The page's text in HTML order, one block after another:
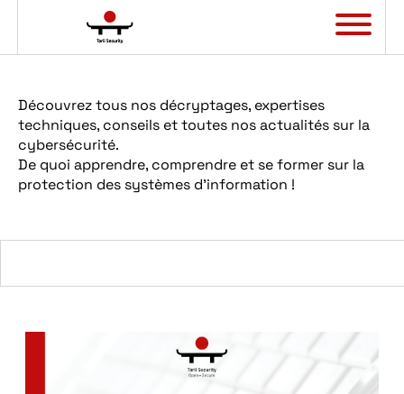
Découvrez tous nos décryptages, expertises
techniques, conseils et toutes nos actualités sur la
cybersécurité.
De quoi apprendre, comprendre et se former sur la
protection des systèmes d’information !
Panneau de gestion des cookies